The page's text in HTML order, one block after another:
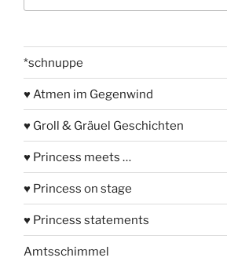
*schnuppe
♥ Atmen im Gegenwind
♥ Groll & Gräuel Geschichten
♥ Princess meets …
♥ Princess on stage
♥ Princess statements
Amtsschimmel